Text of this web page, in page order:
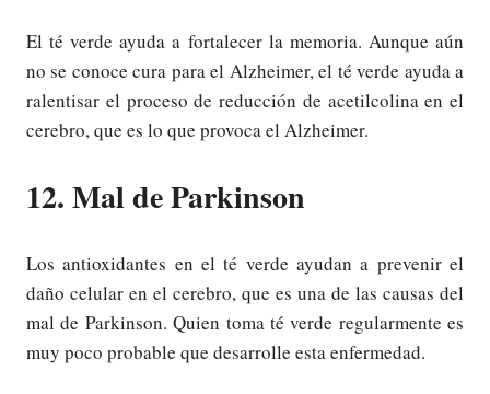
El té verde ayuda a fortalecer la memoria. Aunque aún
no se conoce cura para el Alzheimer, el té verde ayuda a
ralentisar el proceso de reducción de acetilcolina en el
cerebro, que es lo que provoca el Alzheimer.
12. Mal de Parkinson
Los antioxidantes en el té verde ayudan a prevenir el
daño celular en el cerebro, que es una de las causas del
mal de Parkinson. Quien toma té verde regularmente es
muy poco probable que desarrolle esta enfermedad.